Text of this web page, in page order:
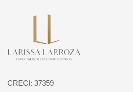
CRECI: 37359